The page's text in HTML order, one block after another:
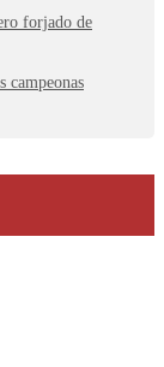
forjado de
campeonas